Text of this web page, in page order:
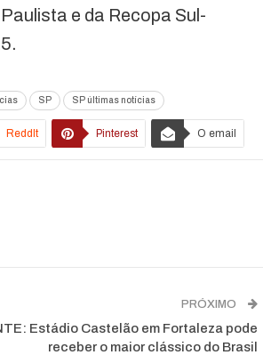
e da Recopa Sul-
SP SP últimas notícias
ReddIt Pinterest O email
PRÓXIMO
Estádio Castelão em Fortaleza pode
receber o maior clássico do Brasil